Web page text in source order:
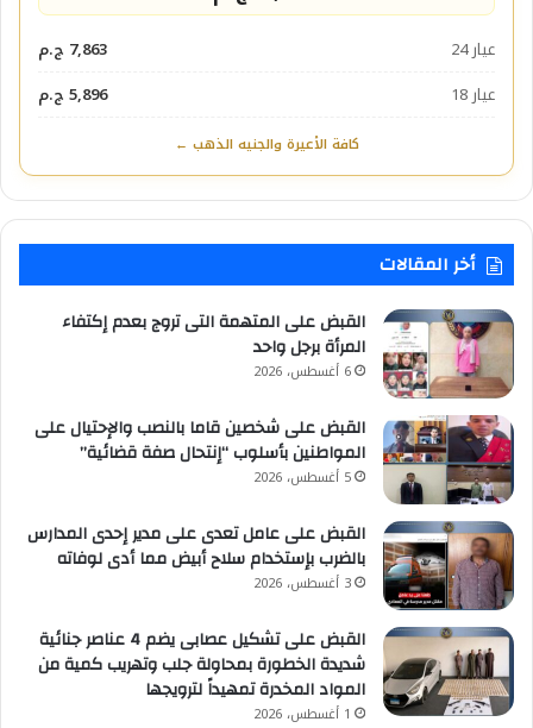
عيار 24
7,863 ج.م
عيار 18
5,896 ج.م
كافة الأعيرة والجنيه الذهب ←
أخر المقالات
القبض على المتهمة التى تروج بعدم إكتفاء
المرأة برجل واحد
6 أغسطس، 2026
القبض على شخصين قاما بالنصب والإحتيال على
المواطنين بأسلوب “إنتحال صفة قضائية”
5 أغسطس، 2026
القبض على عامل تعدى على مدير إحدى المدارس
بالضرب بإستخدام سلاح أبيض مما أدى لوفاته
3 أغسطس، 2026
القبض على تشكيل عصابى يضم 4 عناصر جنائية
شديدة الخطورة بمحاولة جلب وتهريب كمية من
المواد المخدرة تمهيداً لترويجها
1 أغسطس، 2026